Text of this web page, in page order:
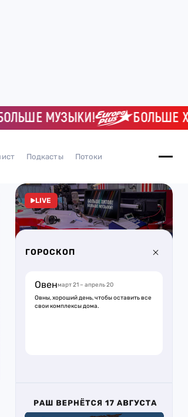
МУЗЫКИ! БОЛЬШЕ
Подкасты Потоки
LIVE
ГОРОСКОП
Овенмарт 21 – апрель 20
Овны, хороший день, чтобы оставить все
свои комплексы дома.